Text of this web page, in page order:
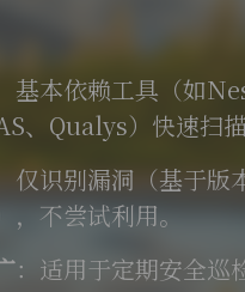
基本依赖工具（如
、Qualys）快速扫描
仅识别漏洞（基于版
，不尝试利用。
：适用于定期安全巡